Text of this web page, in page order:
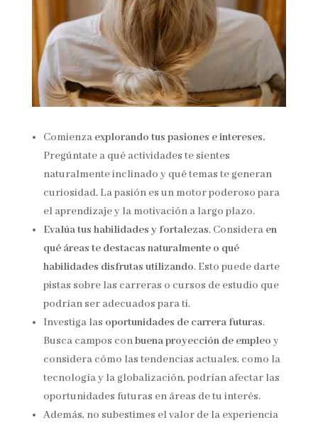
Comienza explorando tus pasiones e intereses.
Pregúntate a qué actividades te sientes
naturalmente inclinado y qué temas te generan
curiosidad. La pasión es un motor poderoso para
el aprendizaje y la motivación a largo plazo.
Evalúa tus habilidades y fortalezas. Consideraen
qué áreas te destacas naturalmente o qué
habilidades disfrutas utilizando. Esto puede darte
pistas sobre las carreras o cursos de estudio que
podrían ser adecuados para ti.
Investiga las oportunidades de carrera futuras.
Busca campos conbuena proyección de empleo y
considera cómo las tendencias actuales, como la
tecnología y la globalización, podrían afectar las
oportunidades futuras en áreas de tu interés.
Además, no subestimes el valor de la experiencia